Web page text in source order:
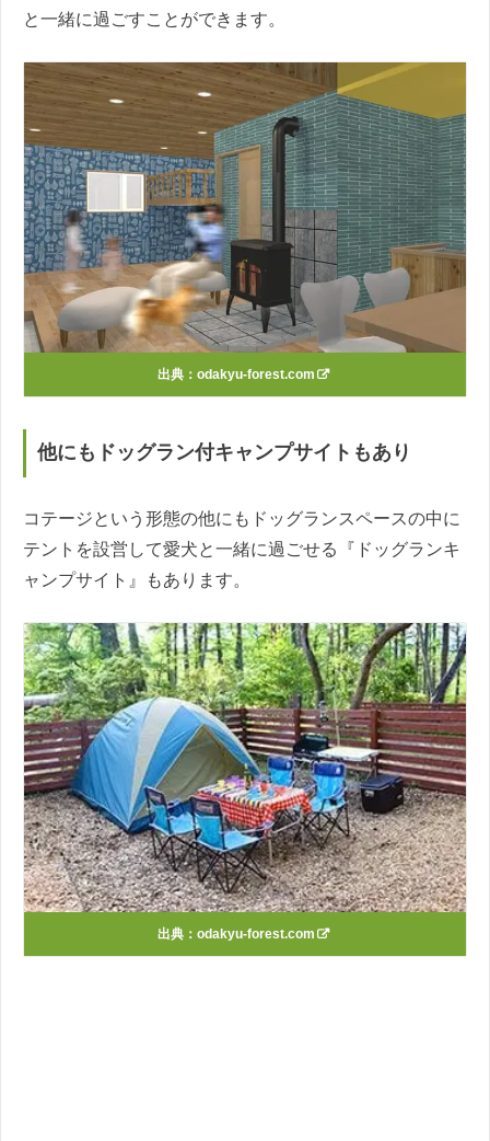
と一緒に過ごすことができます。
出典： odakyu-forest.com
他にもドッグラン付キャンプサイトもあり
コテージという形態の他にもドッグランスペースの中に
テントを設営して愛犬と一緒に過ごせる『ドッグランキ
ャンプサイト』もあります。
出典： odakyu-forest.com